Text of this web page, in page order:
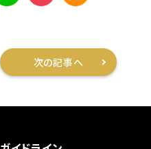
次の記事へ